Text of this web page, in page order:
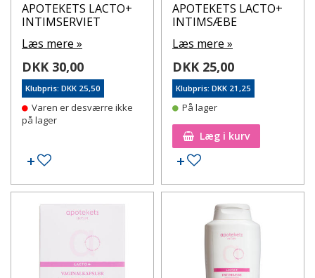
APOTEKETS LACTO+
INTIMSERVIET
Læs mere »
DKK 30,00
Klubpris: DKK 25,50
Varen er desværre ikke
på lager
Tilføj til ønskeseddel
APOTEKETS LACTO+
INTIMSÆBE
Læs mere »
DKK 25,00
Klubpris: DKK 21,25
På lager
Læg i kurv
Tilføj til ønskeseddel